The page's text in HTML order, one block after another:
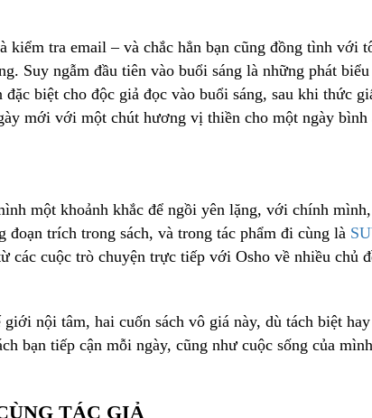
kiểm tra email – và chắc hẳn bạn cũng đồng tình với
Suy ngẫm đầu tiên vào buổi sáng là những phát biểu
biệt cho độc giả đọc vào buổi sáng, sau khi thức
mới với một chút hương vị thiền cho một ngày bình
một khoảnh khắc để ngồi yên lặng, với chính
trích trong sách, và trong tác phẩm đi cùng là
các cuộc trò chuyện trực tiếp với Osho về nhiều chủ
nội tâm, hai cuốn sách vô giá này, dù tách biệt
bạn tiếp cận mỗi ngày, cũng như cuộc sống của
TÁC GIẢ